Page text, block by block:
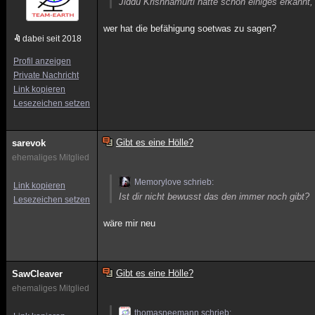
dabei seit 2018
Profil anzeigen
Private Nachricht
Link kopieren
Lesezeichen setzen
wer hat die befähigung soetwas zu sagen?
sarevok
ehemaliges Mitglied
Link kopieren
Lesezeichen setzen
Gibt es eine Hölle?
Memorylove schrieb:
Ist dir nicht bewusst das den immer noch gibt?
wäre mir neu
SawCleaver
ehemaliges Mitglied
Gibt es eine Hölle?
thomasneemann schrieb: